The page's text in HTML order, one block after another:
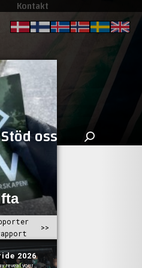
Kontakt
Stöd oss Sök
efter: